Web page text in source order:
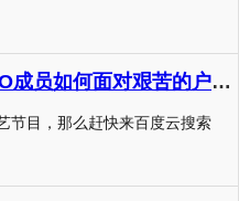
《铁腕DASH》全集百度云，看TOKIO成员如何面对艰苦的户外挑战
节目，那么赶快来百度云搜索